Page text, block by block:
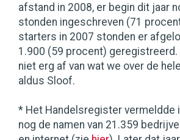
afstand in 2008, er begin dit jaar
stonden ingeschreven (71
starters in 2007 stonden er
1.900 (59 procent) geregistreerd.
niet erg af van wat we over de hele
aldus Sloof.
* Het Handelsregister vermeldde
nog de namen van 21.359